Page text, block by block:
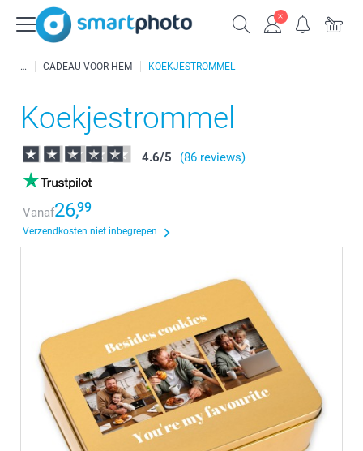
CADEAU VOOR HEM KOEKJESTROMMEL
Koekjestrommel
4.6/5 (86 reviews)
Vanaf26,99
Verzendkosten niet inbegrepen